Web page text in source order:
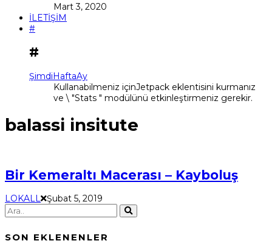
Mart 3, 2020
İLETİŞİM
#
#
ŞimdiHaftaAy
Kullanabilmeniz içinJetpack eklentisini kurmanız
ve \ "Stats " modülünü etkinleştirmeniz gerekir.
balassi insitute
Bir Kemeraltı Macerası – Kayboluş
LOKALL Şubat 5, 2019
SON EKLENENLER